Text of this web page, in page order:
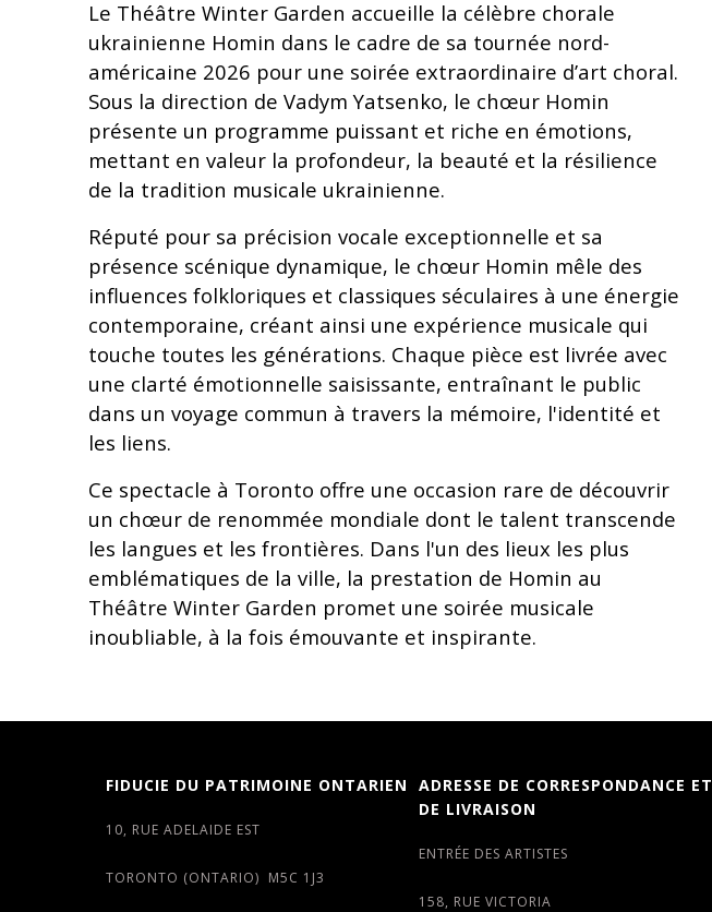
Le Théâtre Winter Garden accueille la célèbre chorale
ukrainienne Homin dans le cadre de sa tournée nord-
américaine 2026 pour une soirée extraordinaire d’art choral.
Sous la direction de Vadym Yatsenko, le chœur Homin
présente un programme puissant et riche en émotions,
mettant en valeur la profondeur, la beauté et la résilience
de la tradition musicale ukrainienne.
Réputé pour sa précision vocale exceptionnelle et sa
présence scénique dynamique, le chœur Homin mêle des
influences folkloriques et classiques séculaires à une énergie
contemporaine, créant ainsi une expérience musicale qui
touche toutes les générations. Chaque pièce est livrée avec
une clarté émotionnelle saisissante, entraînant le public
dans un voyage commun à travers la mémoire, l'identité et
les liens.
Ce spectacle à Toronto offre une occasion rare de découvrir
un chœur de renommée mondiale dont le talent transcende
les langues et les frontières. Dans l'un des lieux les plus
emblématiques de la ville, la prestation de Homin au
Théâtre Winter Garden promet une soirée musicale
inoubliable, à la fois émouvante et inspirante.
FIDUCIE DU PATRIMOINE ONTARIEN
10, RUE ADELAIDE EST
TORONTO (ONTARIO) M5C 1J3
ADRESSE DE CORRESPONDANCE ET
DE LIVRAISON
ENTRÉE DES ARTISTES
158, RUE VICTORIA